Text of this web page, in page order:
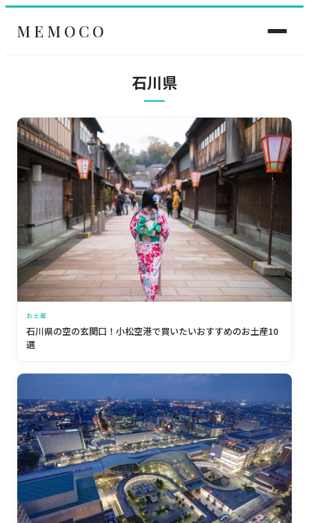
MEMOCO
石川県
お土産
石川県の空の玄関口！小松空港で買いたいおすすめのお土産10
選